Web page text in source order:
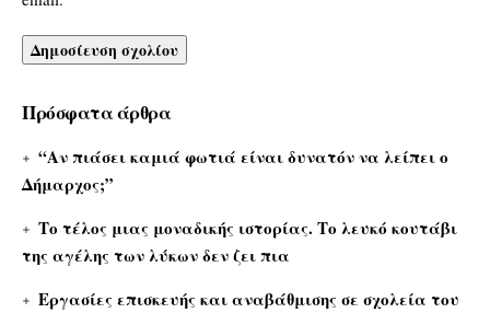
Πρόσφατα άρθρα
“Αν πιάσει καμιά φωτιά είναι δυνατόν να λείπει ο
Δήμαρχος;”
Το τέλος μιας μοναδικής ιστορίας. Το λευκό κουτάβι
της αγέλης των λύκων δεν ζει πια
Εργασίες επισκευής και αναβάθμισης σε σχολεία του